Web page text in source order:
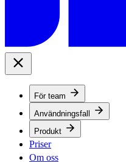
För team
Användningsfall
Produkt
Priser
Om oss